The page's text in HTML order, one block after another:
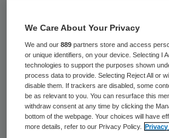
Schoonhuis die vorige week
aangevraagd had, is
verklaard. Hierdoor staan
op straat. Dit meldt
Schulden
We Care About Your Privacy
We and our889 partners store and access
or unique identifiers, on your device. Selecting I
technologies to support the purposes shown
process data to provide. Selecting Reject All or
disable them. If trackers are disabled, some
be as relevant to you. You can resurface this
withdraw consent at any time by clicking the
bottom of the webpage. Your choices will have
more details, refer to our Privacy Policy.